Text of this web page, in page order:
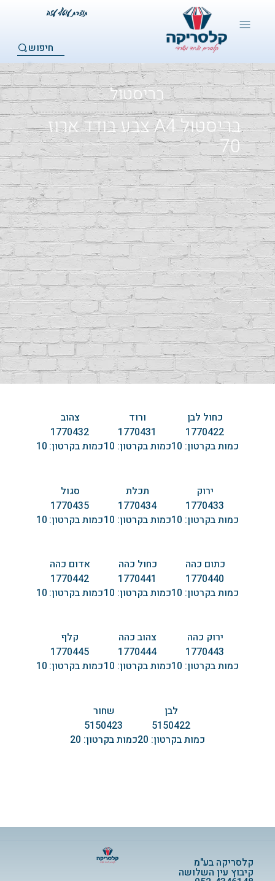
חיפוש
בריסטול
בריסטול A4 צבע בודד ארוז
70
כחול לבן
1770422
כמות בקרטון: 10
ורוד
1770431
כמות בקרטון: 10
צהוב
1770432
כמות בקרטון: 10
ירוק
1770433
כמות בקרטון: 10
תכלת
1770434
כמות בקרטון: 10
סגול
1770435
כמות בקרטון: 10
כתום כהה
1770440
כמות בקרטון: 10
כחול כהה
1770441
כמות בקרטון: 10
אדום כהה
1770442
כמות בקרטון: 10
ירוק כהה
1770443
כמות בקרטון: 10
צהוב כהה
1770444
כמות בקרטון: 10
קלף
1770445
כמות בקרטון: 10
לבן
5150422
כמות בקרטון: 20
שחור
5150423
כמות בקרטון: 20
קלסריקה בע"מ
קיבוץ עין השלושה